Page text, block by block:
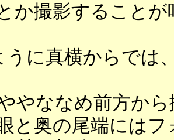
か撮影すること
うに真横からでは
やななめ前方か
と奥の尾端には